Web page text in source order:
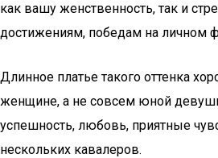
как вашу женственность, так и
достижениям, победам на личном
Длинное платье такого оттенка
женщине, а не совсем юной
успешность, любовь, приятные
нескольких кавалеров.